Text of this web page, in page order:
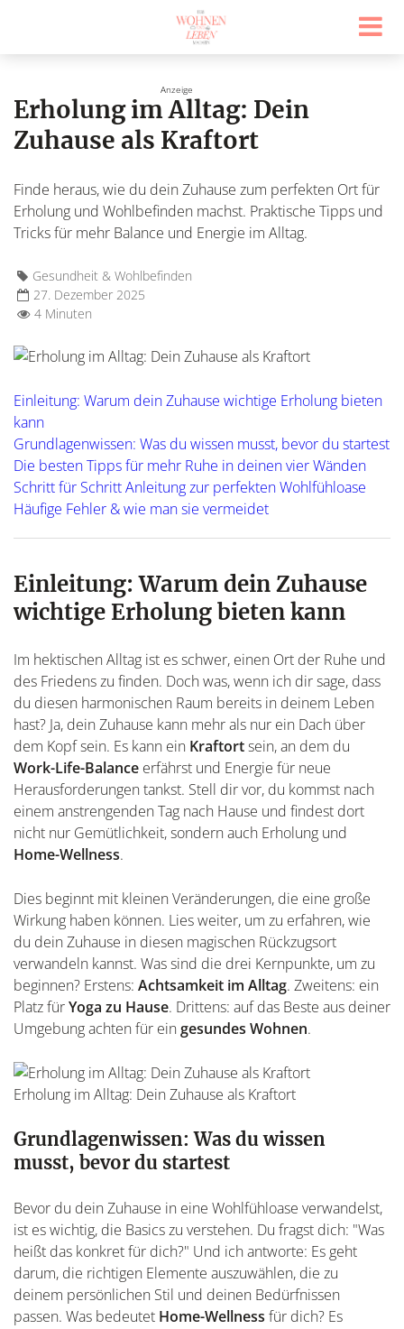
Erholung im Alltag: Dein
Zuhause als Kraftort
Finde heraus, wie du dein Zuhause zum perfekten Ort für
Erholung und Wohlbefinden machst. Praktische Tipps und
Tricks für mehr Balance und Energie im Alltag.
Gesundheit & Wohlbefinden
27. Dezember 2025
4 Minuten
Einleitung: Warum dein Zuhause wichtige Erholung bieten
kann
Grundlagenwissen: Was du wissen musst, bevor du startest
Die besten Tipps für mehr Ruhe in deinen vier Wänden
Schritt für Schritt Anleitung zur perfekten Wohlfühloase
Häufige Fehler & wie man sie vermeidet
Einleitung: Warum dein Zuhause
wichtige Erholung bieten kann
Im hektischen Alltag ist es schwer, einen Ort der Ruhe und
des Friedens zu finden. Doch was, wenn ich dir sage, dass
du diesen harmonischen Raum bereits in deinem Leben
hast? Ja, dein Zuhause kann mehr als nur ein Dach über
dem Kopf sein. Es kann ein Kraftortsein, an dem du
Work-Life-Balance erfährst und Energie für neue
Herausforderungen tankst. Stell dir vor, du kommst nach
einem anstrengenden Tag nach Hause und findest dort
nicht nur Gemütlichkeit, sondern auch Erholung und
Home-Wellness.
Dies beginnt mit kleinen Veränderungen, die eine große
Wirkung haben können. Lies weiter, um zu erfahren, wie
du dein Zuhause in diesen magischen Rückzugsort
verwandeln kannst. Was sind die drei Kernpunkte, um zu
beginnen? Erstens: Achtsamkeit im Alltag. Zweitens: ein
Platz fürYoga zu Hause. Drittens: auf das Beste aus deiner
Umgebung achten für eingesundes Wohnen.
Erholung im Alltag: Dein Zuhause als Kraftort
Grundlagenwissen: Was du wissen
musst, bevor du startest
Bevor du dein Zuhause in eine Wohlfühloase verwandelst,
ist es wichtig, die Basics zu verstehen. Du fragst dich: "Was
heißt das konkret für dich?" Und ich antworte: Es geht
darum, die richtigen Elemente auszuwählen, die zu
deinem persönlichen Stil und deinen Bedürfnissen
passen. Was bedeutet Home-Wellness für dich? Es